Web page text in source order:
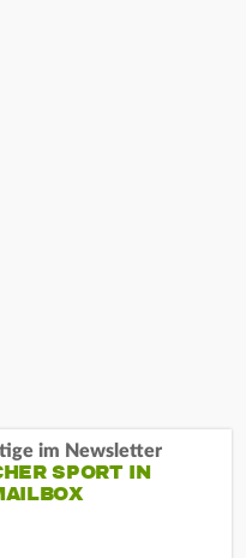
im Newsletter
SPORT IN